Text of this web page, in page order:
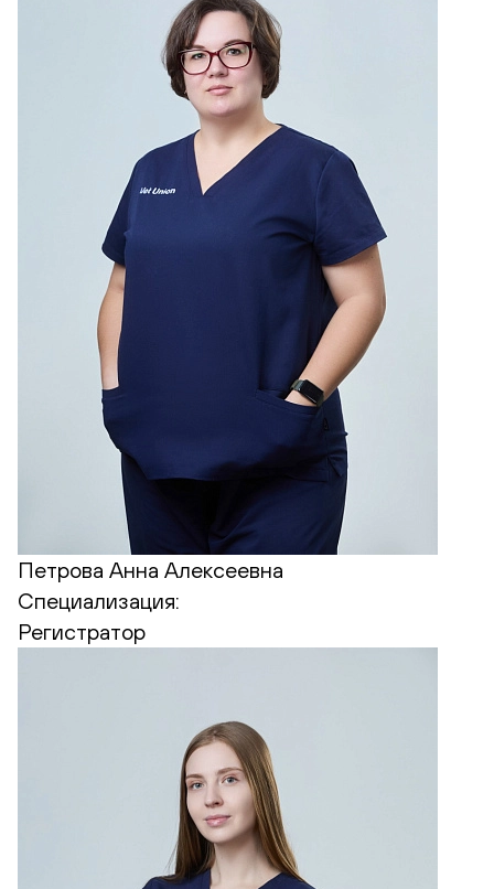
Петрова Анна Алексеевна
Специализация:
Регистратор